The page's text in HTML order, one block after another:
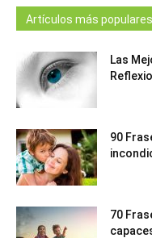
Artículos más populares
Las
90
70